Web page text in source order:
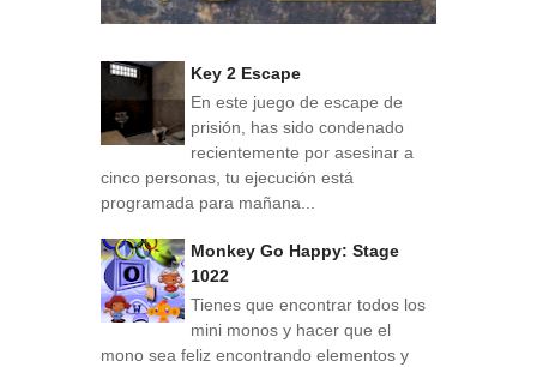
Key 2 Escape
En este juego de escape de
prisión, has sido condenado
recientemente por asesinar a
cinco personas, tu ejecución está
programada para mañana...
Monkey Go Happy: Stage
1022
Tienes que encontrar todos los
mini monos y hacer que el
mono sea feliz encontrando elementos y